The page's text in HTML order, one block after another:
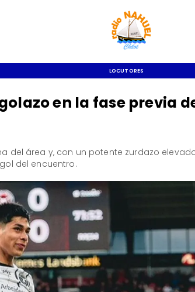
LOCUTORES
en la fase previa
del área y, con un potente zurdazo
del encuentro.